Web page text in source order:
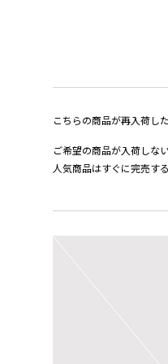
こちらの商品が再入荷し
ご希望の商品が入荷しな
人気商品はすぐに完売す